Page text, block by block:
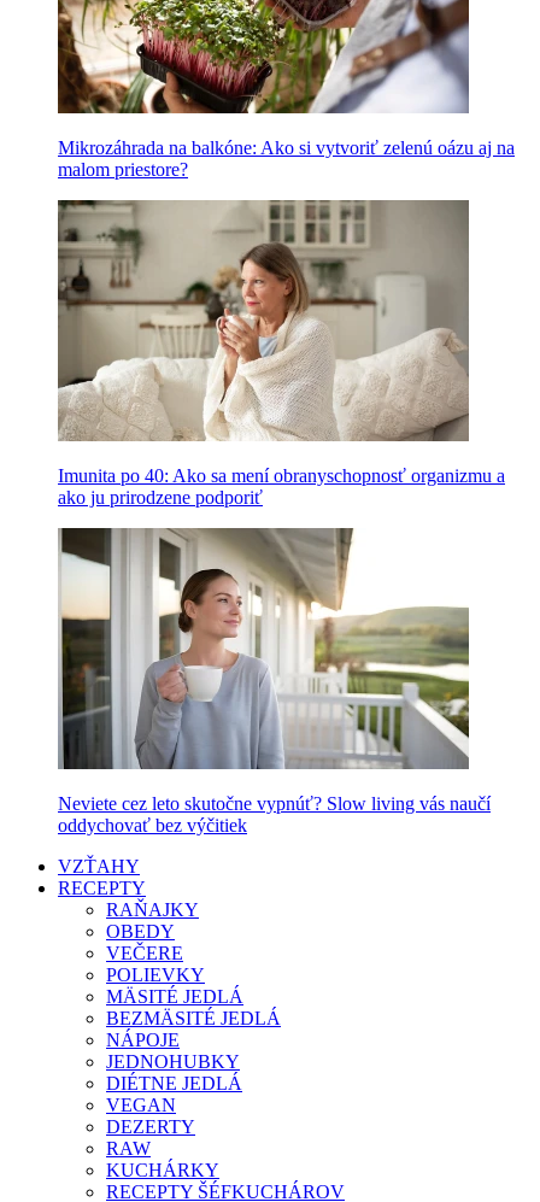
Mikrozáhrada na balkóne: Ako si vytvoriť zelenú oázu aj na
malom priestore?
Imunita po 40: Ako sa mení obranyschopnosť organizmu a
ako ju prirodzene podporiť
Neviete cez leto skutočne vypnúť? Slow living vás naučí
oddychovať bez výčitiek
VZŤAHY
RECEPTY
RAŇAJKY
OBEDY
VEČERE
POLIEVKY
MÄSITÉ JEDLÁ
BEZMÄSITÉ JEDLÁ
NÁPOJE
JEDNOHUBKY
DIÉTNE JEDLÁ
VEGAN
DEZERTY
RAW
KUCHÁRKY
RECEPTY ŠÉFKUCHÁROV